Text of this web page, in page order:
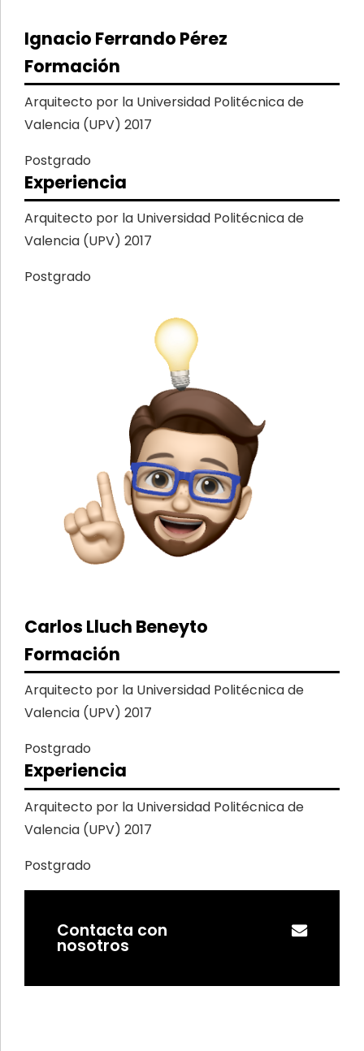
Ignacio Ferrando Pérez
Formación
Arquitecto por la Universidad Politécnica de
Valencia (UPV) 2017
Postgrado
Experiencia
Arquitecto por la Universidad Politécnica de
Valencia (UPV) 2017
Postgrado
Carlos Lluch Beneyto
Formación
Arquitecto por la Universidad Politécnica de
Valencia (UPV) 2017
Postgrado
Experiencia
Arquitecto por la Universidad Politécnica de
Valencia (UPV) 2017
Postgrado
Contacta con
nosotros